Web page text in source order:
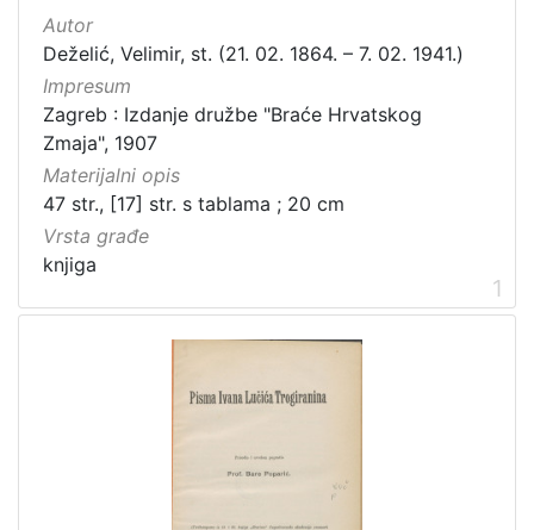
Autor
Deželić, Velimir, st. (21. 02. 1864. – 7. 02. 1941.)
Impresum
Zagreb : Izdanje družbe "Braće Hrvatskog
Zmaja", 1907
Materijalni opis
47 str., [17] str. s tablama ; 20 cm
Vrsta građe
knjiga
1